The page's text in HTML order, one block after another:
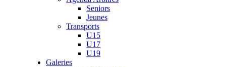
Seniors
Jeunes
Transports
U15
U17
U19
Galeries